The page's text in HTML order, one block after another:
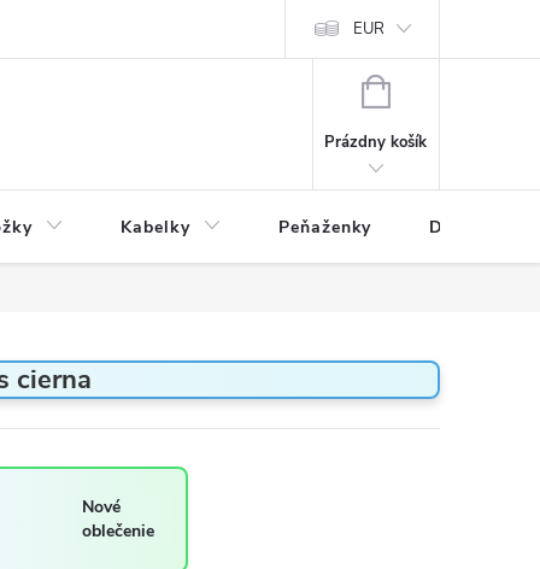
Podmienky ochrany osobných údajov
EUR
NÁKUPNÝ
Prázdny košík
Kabelky Peňaženky Drogéria
cierna
Nové
oblečenie